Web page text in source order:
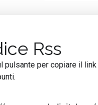
Rss
pulsante per copiare il link